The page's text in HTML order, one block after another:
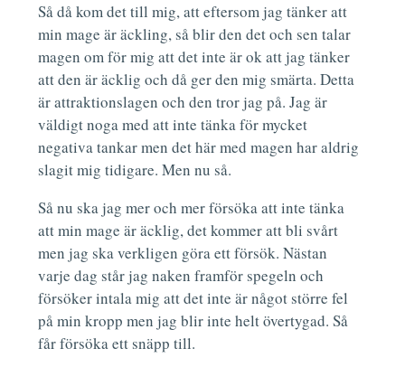
Så då kom det till mig, att eftersom jag tänker att
min mage är äckling, så blir den det och sen talar
magen om för mig att det inte är ok att jag tänker
att den är äcklig och då ger den mig smärta. Detta
är attraktionslagen och den tror jag på. Jag är
väldigt noga med att inte tänka för mycket
negativa tankar men det här med magen har aldrig
slagit mig tidigare. Men nu så.
Så nu ska jag mer och mer försöka att inte tänka
att min mage är äcklig, det kommer att bli svårt
men jag ska verkligen göra ett försök. Nästan
varje dag står jag naken framför spegeln och
försöker intala mig att det inte är något större fel
på min kropp men jag blir inte helt övertygad. Så
får försöka ett snäpp till.